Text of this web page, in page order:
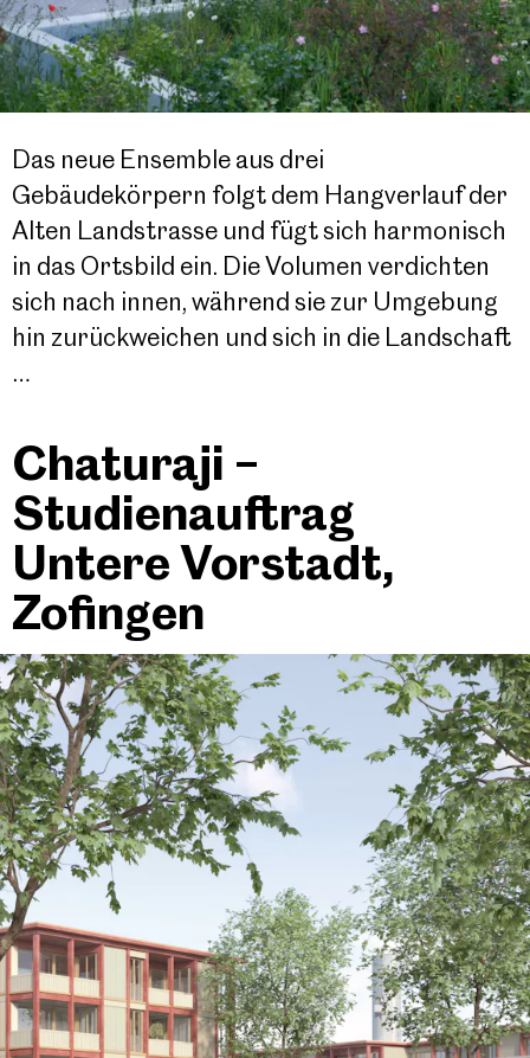
Das neue Ensemble aus drei
Gebäudekörpern folgt dem Hangverlauf der
Alten Landstrasse und fügt sich harmonisch
in das Ortsbild ein. Die Volumen verdichten
sich nach innen, während sie zur Umgebung
hin zurückweichen und sich in die Landschaft
…
Chaturaji –
Studienauftrag
Untere Vorstadt,
Zofingen